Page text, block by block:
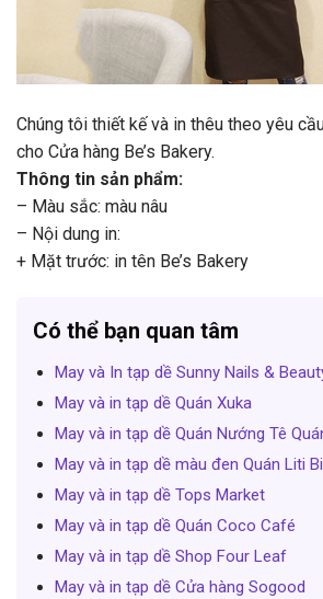
Chúng tôi thiết kế và in thêu theo yêu
cho Cửa hàng Be’s Bakery.
Thông tin sản phẩm:
– Màu sắc: màu nâu
– Nội dung in:
+ Mặt trước: in tên Be’s Bakery
Có thể bạn quan tâm
May và In tạp dề Sunny Nails &
May và in tạp dề Quán Xuka
May và in tạp dề Quán Nướng Tê
May và in tạp dề màu đen Quán Liti
May và in tạp dề Tops Market
May và in tạp dề Quán Coco Café
May và in tạp dề Shop Four Leaf
May và in tạp dề Cửa hàng Sogood